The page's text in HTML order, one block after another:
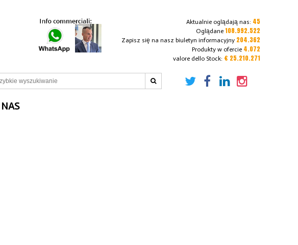
Aktualnie oglądają nas: 45
Oglądane 108.992.522
Zapisz się na nasz biuletyn informacyjny 204.362
Produkty w ofercie 4.072
valore dello Stock: € 25.210.271